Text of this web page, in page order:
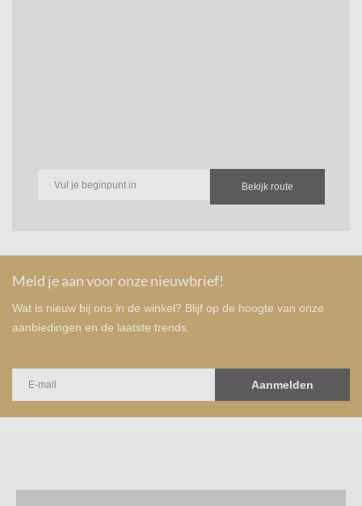
Bekijk route
Meld je aan voor onze nieuwbrief!
Wat is nieuw bij ons in de winkel? Blijf op de hoogte van onze
aanbiedingen en de laatste trends.
Aanmelden